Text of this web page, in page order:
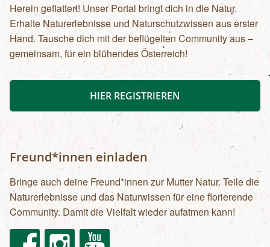
Herein geflattert! Unser Portal bringt dich in die Natur.
Erhalte Naturerlebnisse und Naturschutzwissen aus erster
Hand. Tausche dich mit der beflügelten Community aus –
gemeinsam, für ein blühendes Österreich!
HIER REGISTRIEREN
Freund*innen einladen
Bringe auch deine Freund*innen zur Mutter Natur. Teile die
Naturerlebnisse und das Naturwissen für eine florierende
Community. Damit die Vielfalt wieder aufatmen kann!
FacebookInstagram Youtube